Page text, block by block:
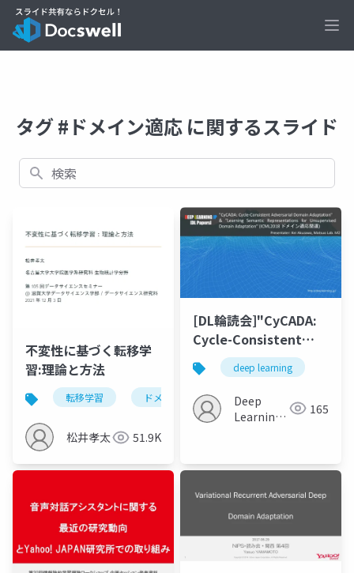
タグ #ドメイン適応 に関するスライド
検索
不変性に基づく転移学
習:理論と方法
転移学習 ドメイン適応 不変性
松井孝太 51.9K
[DL輪読会]"CyCADA:
Cycle-Consistent
Adversarial Domain
Adaptation"&"Learning
Semantic
Representations for
deep learning
Deep
Learning
165